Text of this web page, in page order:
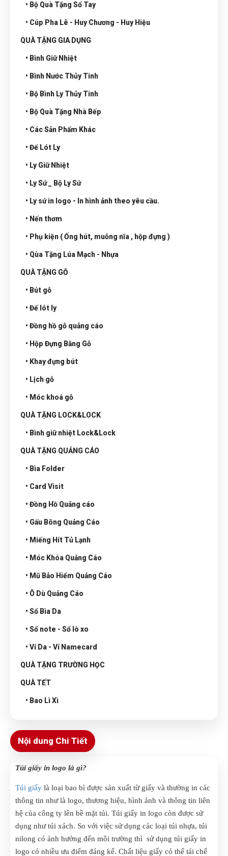
• Bộ Quà Tặng Sổ Tay
• Cúp Pha Lê - Huy Chương - Huy Hiệu
QUÀ TẶNG GIA DỤNG
• Bình Giữ Nhiệt
• Bình Nước Thủy Tinh
• Bộ Bình Ly Thủy Tinh
• Bộ Quà Tặng Nhà Bếp
• Các Sản Phẩm Khác
• Đế Lót Ly
• Ly Giữ Nhiệt
• Ly Sứ _ Bộ Ly Sứ
• Ly sứ in logo - In hình ảnh theo yêu cầu.
• Nến thơm
• Phụ kiện ( Ống hút, muỗng nĩa , hộp đựng )
• Qùa Tặng Lúa Mạch - Nhựa
QUÀ TẶNG GỖ
• Bút gỗ
• Đế lót ly
• Đồng hồ gỗ quảng cáo
• Hộp Đựng Bằng Gỗ
• Khay đựng bút
• Lịch gỗ
• Móc khoá gỗ
QUÀ TẶNG LOCK&LOCK
• Bình giữ nhiệt Lock&Lock
QUÀ TẶNG QUẢNG CÁO
• Bìa Folder
• Card Visit
• Đồng Hồ Quảng cáo
• Gấu Bông Quảng Cáo
• Miếng Hít Tủ Lạnh
• Móc Khóa Quảng Cáo
• Mũ Bảo Hiểm Quảng Cáo
• Ô Dù Quảng Cáo
• Sổ Bìa Da
• Sổ note - Sổ lò xo
• Ví Da - Ví Namecard
QUÀ TẶNG TRƯỜNG HỌC
QUÀ TẾT
• Bao Lì Xì
Nội dung Chi Tiết
Túi giấy in logo là gì?
Túi giấy là loại bao bì được sản xuất từ giấy và thường in các
thông tin như là logo, thương hiệu, hình ảnh và thông tin liên
hệ của công ty lên bề mặt túi. Túi giấy in logo còn được sử
dụng như túi xách. So với việc sử dụng các loại túi nhựa, túi
nilong có ảnh hưởng đến môi trường thì sử dụng túi giấy in
logo có nhiều ưu điểm đáng kể. Chất liệu giấy có thể tái chế